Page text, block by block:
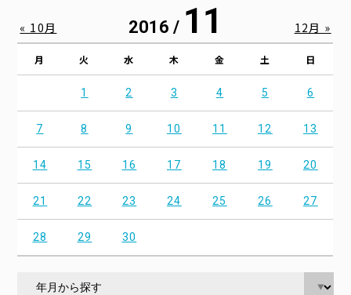
2016 / 11
月 火 水 木 金 土 日
1 2 3 4 5 6
7 8 9 10 11 12 13
14 15 16 17 18 19 20
21 22 23 24 25 26 27
28 29 30
« 10月 12月 »